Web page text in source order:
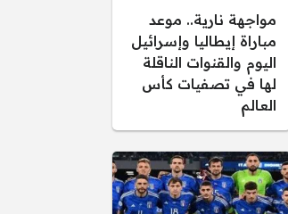
مواجهة نارية.. موعد
مباراة إيطاليا وإسرائيل
اليوم والقنوات الناقلة
لها في تصفيات كأس
العالم